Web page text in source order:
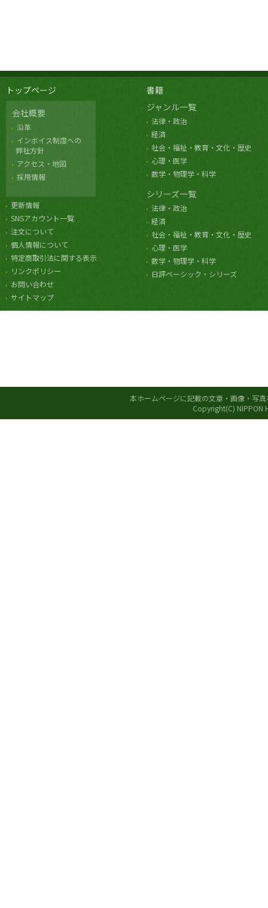
トップページ
会社概要
沿革
インボイス制度への
弊社方針
アクセス・地図
採用情報
更新情報
SNSアカウント一覧
注文について
個人情報について
特定商取引法に関する表示
リンクポリシー
お問い合わせ
サイトマップ
書籍
ジャンル一覧
法律・政治
経済
社会・福祉・教育・文化・歴史
心理・医学
数学・物理学・科学
シリーズ一覧
法律・政治
経済
社会・福祉・教育・文化・歴史
心理・医学
数学・物理学・科学
日評ベーシック・シリーズ
本ホームページに記載の文章・画像・写
Copyright(C) NIPPON